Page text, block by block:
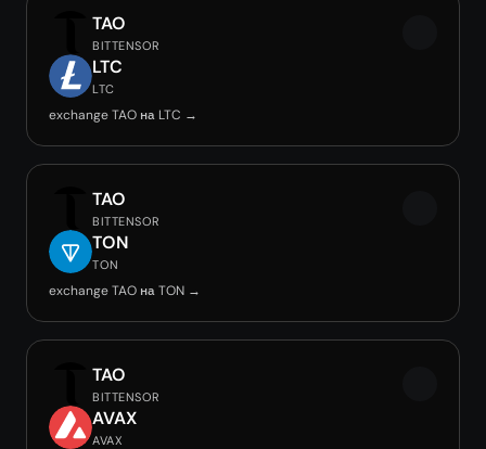
TAO
BITTENSOR
LTC
LTC
exchange TAO на LTC →
TAO
BITTENSOR
TON
TON
exchange TAO на TON →
TAO
BITTENSOR
AVAX
AVAX